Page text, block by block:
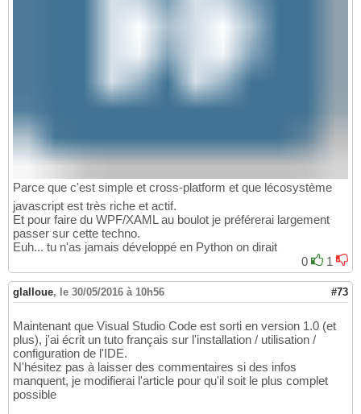
Parce que c'est simple et cross-platform et que lécosystème
javascript est très riche et actif.
Et pour faire du WPF/XAML au boulot je préférerai largement
passer sur cette techno.
Euh... tu n'as jamais développé en Python on dirait
0
1
glalloue, le 30/05/2016 à 10h56 #73
Maintenant que Visual Studio Code est sorti en version 1.0 (et
plus), j'ai écrit un tuto français sur l'installation / utilisation /
configuration de l'IDE.
N'hésitez pas à laisser des commentaires si des infos
manquent, je modifierai l'article pour qu'il soit le plus complet
possible